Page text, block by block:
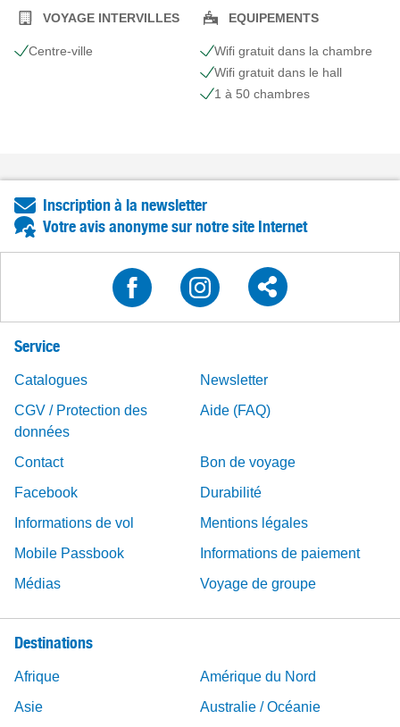
VOYAGE INTERVILLES
Centre-ville
EQUIPEMENTS
Wifi gratuit dans la chambre
Wifi gratuit dans le hall
1 à 50 chambres
Inscription à la newsletter
Votre avis anonyme sur notre site Internet
Service
Catalogues
Newsletter
CGV / Protection des
données
Aide (FAQ)
Contact
Bon de voyage
Facebook
Durabilité
Informations de vol
Mentions légales
Mobile Passbook
Informations de paiement
Médias
Voyage de groupe
Destinations
Afrique
Amérique du Nord
Asie
Australie / Océanie